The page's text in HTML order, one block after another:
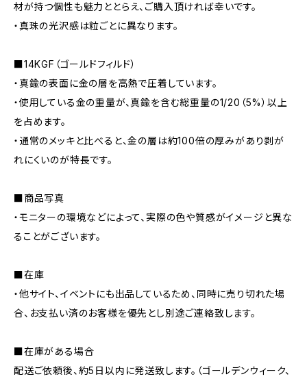
材が持つ個性も魅力ととらえ、ご購入頂ければ幸いです。
・真珠の光沢感は粒ごとに異なります。
■14KGF（ゴールドフィルド）
・真鍮の表面に金の層を高熱で圧着しています。
・使用している金の重量が、真鍮を含む総重量の1/20（5%）以上
を占めます。
・通常のメッキと比べると、金の層は約100倍の厚みがあり剥が
れにくいのが特長です。
■商品写真
・モニターの環境などによって、実際の色や質感がイメージと異な
ることがございます。
■在庫
・他サイト、イベントにも出品しているため、同時に売り切れた場
合、お支払い済のお客様を優先とし別途ご連絡致します。
■在庫がある場合
配送ご依頼後、約5日以内に発送致します。（ゴールデンウィーク、